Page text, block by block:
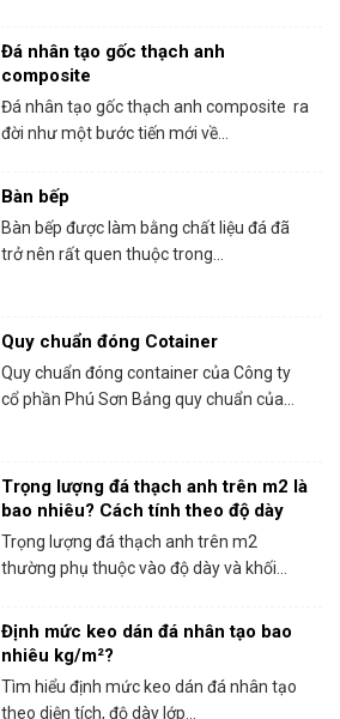
Đá nhân tạo gốc thạch anh
composite
Đá nhân tạo gốc thạch anh composite ra
đời như một bước tiến mới về...
Bàn bếp
Bàn bếp được làm bằng chất liệu đá đã
trở nên rất quen thuộc trong...
Quy chuẩn đóng Cotainer
Quy chuẩn đóng container của Công ty
cổ phần Phú Sơn Bảng quy chuẩn của...
Trọng lượng đá thạch anh trên m2 là
bao nhiêu? Cách tính theo độ dày
Trọng lượng đá thạch anh trên m2
thường phụ thuộc vào độ dày và khối...
Định mức keo dán đá nhân tạo bao
nhiêu kg/m²?
Tìm hiểu định mức keo dán đá nhân tạo
theo diện tích, độ dày lớp...